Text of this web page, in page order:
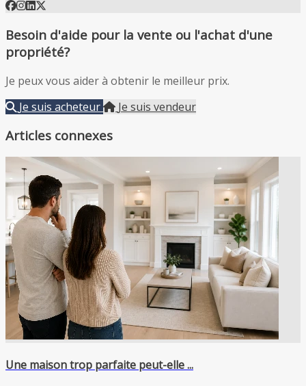
Besoin d'aide pour la vente ou l'achat d'une
propriété?
Je peux vous aider à obtenir le meilleur prix.
Je suis acheteur
Je suis vendeur
Articles connexes
Une maison trop parfaite peut-elle ...